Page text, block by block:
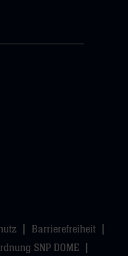
Barrierefreiheit
SNP DOME